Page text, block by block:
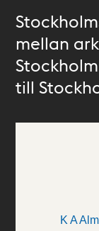
mellan
till
K A